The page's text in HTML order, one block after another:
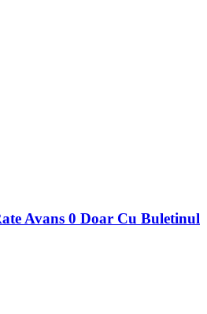
Avans 0 Doar Cu Buletinul